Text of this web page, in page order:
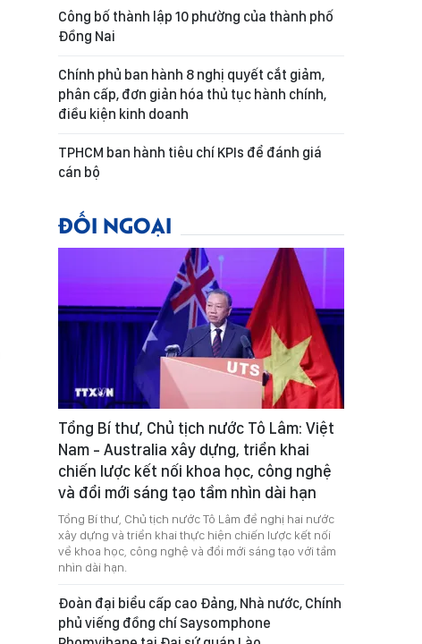
Công bố thành lập 10 phường của thành phố
Đồng Nai
Chính phủ ban hành 8 nghị quyết cắt giảm,
phân cấp, đơn giản hóa thủ tục hành chính,
điều kiện kinh doanh
TPHCM ban hành tiêu chí KPIs để đánh giá
cán bộ
ĐỐI NGOẠI
Tổng Bí thư, Chủ tịch nước Tô Lâm: Việt
Nam - Australia xây dựng, triển khai
chiến lược kết nối khoa học, công nghệ
và đổi mới sáng tạo tầm nhìn dài hạn
Tổng Bí thư, Chủ tịch nước Tô Lâm đề nghị hai nước
xây dựng và triển khai thực hiện chiến lược kết nối
về khoa học, công nghệ và đổi mới sáng tạo với tầm
nhìn dài hạn.
Đoàn đại biểu cấp cao Đảng, Nhà nước, Chính
phủ viếng đồng chí Saysomphone